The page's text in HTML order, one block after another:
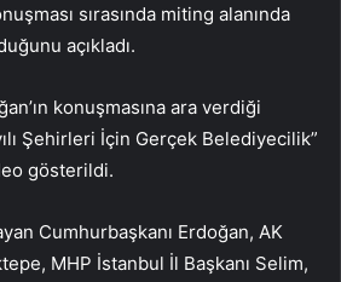
sırasında miting alanında
açıkladı.
konuşmasına ara verdiği
Şehirleri İçin Gerçek Belediyecilik”
gösterildi.
Cumhurbaşkanı Erdoğan, AK
MHP İstanbul İl Başkanı Selim,